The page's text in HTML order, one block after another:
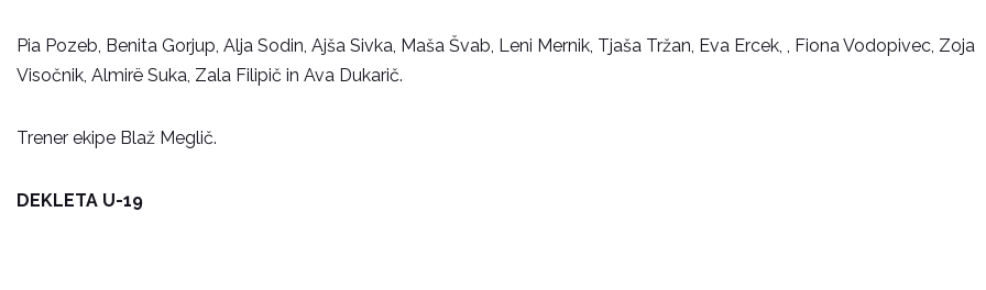
Pia Pozeb, Benita Gorjup, Alja Sodin, Ajša Sivka, Maša Švab, Leni Mernik, Tjaša Tržan, Eva Ercek, , Fiona Vodopivec, Zoja
Visočnik, Almirë Suka, Zala Filipič in Ava Dukarič.
Trener ekipe Blaž Meglič.
DEKLETA U-19